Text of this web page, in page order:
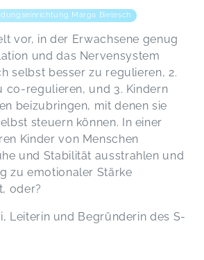
Marga Bielesch
vor, in der Erwachsene genug
und das Nervensystem
selbst besser zu regulieren, 2.
co-regulieren, und 3. Kindern
beizubringen, mit denen sie
steuern können. In einer
Kinder von Menschen
und Stabilität ausstrahlen und
zu emotionaler Stärke
oder?
Leiterin und Begründerin des S-